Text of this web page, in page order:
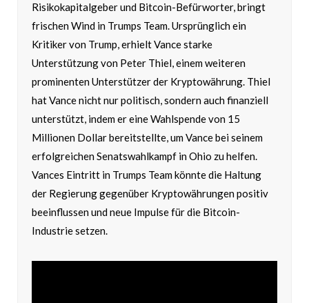
Risikokapitalgeber und Bitcoin-Befürworter, bringt
frischen Wind in Trumps Team. Ursprünglich ein
Kritiker von Trump, erhielt Vance starke
Unterstützung von Peter Thiel, einem weiteren
prominenten Unterstützer der Kryptowährung. Thiel
hat Vance nicht nur politisch, sondern auch finanziell
unterstützt, indem er eine Wahlspende von 15
Millionen Dollar bereitstellte, um Vance bei seinem
erfolgreichen Senatswahlkampf in Ohio zu helfen.
Vances Eintritt in Trumps Team könnte die Haltung
der Regierung gegenüber Kryptowährungen positiv
beeinflussen und neue Impulse für die Bitcoin-
Industrie setzen.